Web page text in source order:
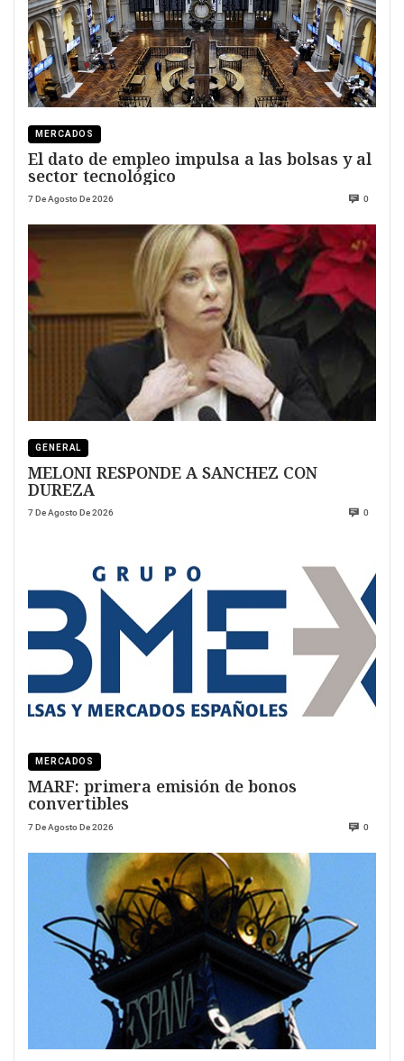
MERCADOS
El dato de empleo impulsa a las bolsas y al
sector tecnológico
7 De Agosto De 2026 0
GENERAL
MELONI RESPONDE A SANCHEZ CON
DUREZA
7 De Agosto De 2026 0
MERCADOS
MARF: primera emisión de bonos
convertibles
7 De Agosto De 2026 0